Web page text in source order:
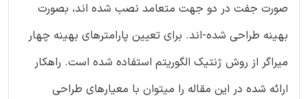
صورت جفت در دو جهت متعامد نصب شده اند، بصورت
بهینه طراحی شده-اند. برای تعیین پارامترهای بهینه چهار
میراگر از روش ژنتیک الگوریتم استفاده شده است. راهکار
ارائه شده در این مقاله را میتوان با معیارهای طراحی